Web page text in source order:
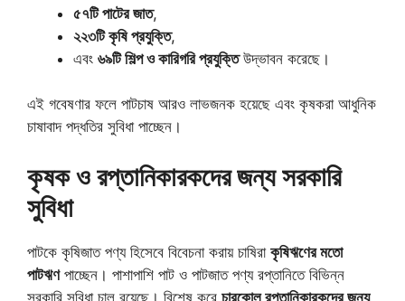
৫৭টি পাটের জাত,
২২৩টি কৃষি প্রযুক্তি,
এবং ৬৯টি শিল্প ও কারিগরি প্রযুক্তিউদ্ভাবন করেছে।
এই গবেষণার ফলে পাটচাষ আরও লাভজনক হয়েছে এবং কৃষকরা আধুনিক
চাষাবাদ পদ্ধতির সুবিধা পাচ্ছেন।
কৃষক ও রপ্তানিকারকদের জন্য সরকারি
সুবিধা
পাটকে কৃষিজাত পণ্য হিসেবে বিবেচনা করায় চাষিরা কৃষিঋণের মতো
পাটঋণপাচ্ছেন। পাশাপাশি পাট ও পাটজাত পণ্য রপ্তানিতে বিভিন্ন
সরকারি সুবিধা চালু রয়েছে। বিশেষ করে চারকোল রপ্তানিকারকদের জন্য